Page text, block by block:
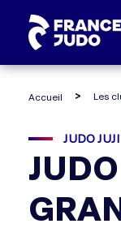
Accueil Les
JUDO